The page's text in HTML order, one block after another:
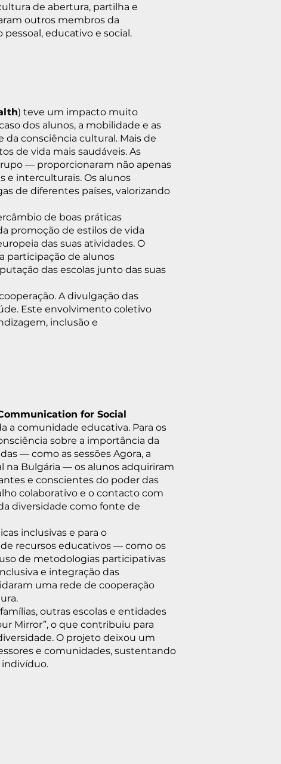
de abertura, partilha e
outros membros da
educativo e social.
) teve um impacto muito
dos alunos, a mobilidade e as
da consciência cultural. Mais de
de vida mais saudáveis. As
— proporcionaram não apenas
e interculturais. Os alunos
de diferentes países, valorizando
de boas práticas
promoção de estilos de vida
das suas atividades. O
participação de alunos
das escolas junto das suas
A divulgação das
Este envolvimento coletivo
inclusão e
for Social
a comunidade educativa. Para os
sobre a importância da
— como as sessões Agora, a
na Bulgária — os alunos adquiriram
e conscientes do poder das
colaborativo e o contacto com
diversidade como fonte de
inclusivas e para o
recursos educativos — como os
de metodologias participativas
e integração das
uma rede de cooperação
outras escolas e entidades
Mirror”, o que contribuiu para
O projeto deixou um
e comunidades, sustentando
indivíduo.